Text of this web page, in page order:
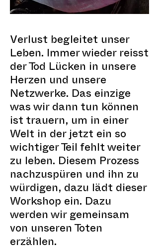
Verlust begleitet unser
Leben. Immer wieder reisst
der Tod Lücken in unsere
Herzen und unsere
Netzwerke. Das einzige
was wir dann tun können
ist trauern, um in einer
Welt in der jetzt ein so
wichtiger Teil fehlt weiter
zu leben. Diesem Prozess
nachzuspüren und ihn zu
würdigen, dazu lädt dieser
Workshop ein. Dazu
werden wir gemeinsam
von unseren Toten
erzählen.